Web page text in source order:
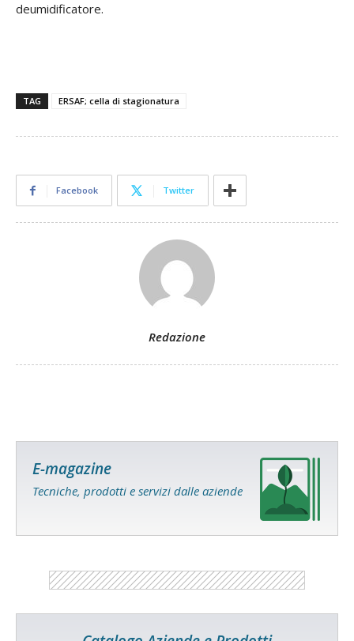
deumidificatore.
TAG ERSAF; cella di stagionatura
Facebook Twitter
Redazione
E-magazine
Tecniche, prodotti e servizi dalle aziende